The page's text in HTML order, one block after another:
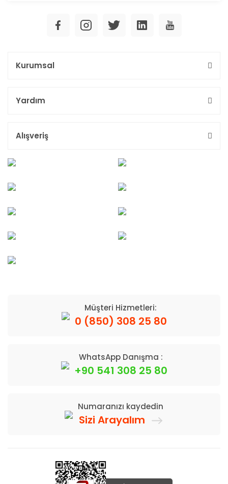
Kurumsal
Yardım
Alışveriş
Müşteri Hizmetleri:
0 (850) 308 25 80
WhatsApp Danışma :
+90 541 308 25 80
Numaranızı kaydedin
Sizi Arayalım